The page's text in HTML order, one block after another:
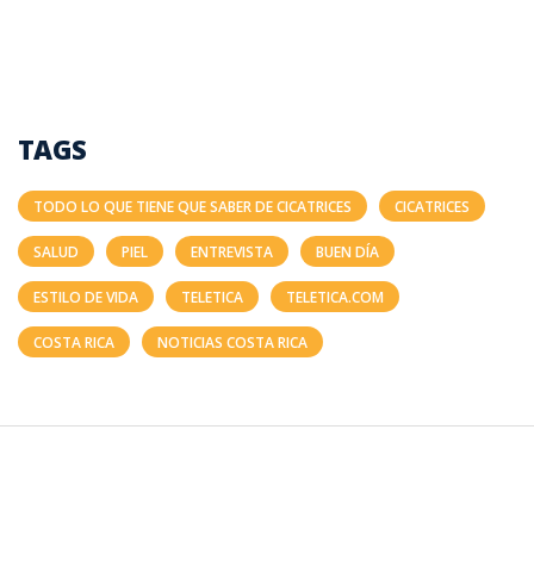
TAGS
TODO LO QUE TIENE QUE SABER DE CICATRICES CICATRICES
SALUD PIEL ENTREVISTA BUEN DÍA
ESTILO DE VIDA TELETICA TELETICA.COM
COSTA RICA NOTICIAS COSTA RICA